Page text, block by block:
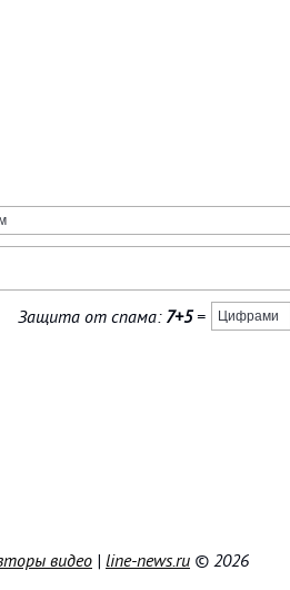
Защита от спама: 7+5=
видео | line-news.ru © 2026